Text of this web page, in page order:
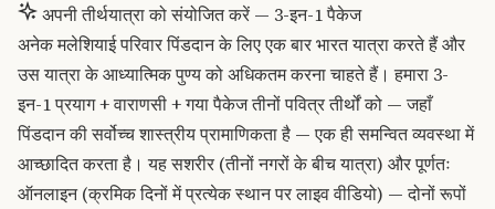
अपनी तीर्थयात्रा को संयोजित करें — 3-इन-1 पैकेज
अनेक मलेशियाई परिवार पिंडदान के लिए एक बार भारत यात्रा करते हैं और
उस यात्रा के आध्यात्मिक पुण्य को अधिकतम करना चाहते हैं। हमारा 3-
इन-1 प्रयाग + वाराणसी + गया पैकेज तीनों पवित्र तीर्थों को — जहाँ
पिंडदान की सर्वोच्च शास्त्रीय प्रामाणिकता है — एक ही समन्वित व्यवस्था में
आच्छादित करता है। यह सशरीर (तीनों नगरों के बीच यात्रा) और पूर्णतः
ऑनलाइन (क्रमिक दिनों में प्रत्येक स्थान पर लाइव वीडियो) — दोनों रूपों